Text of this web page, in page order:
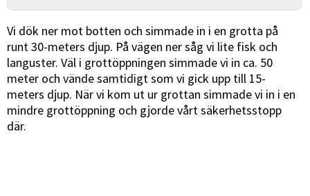
Vi dök ner mot botten och simmade in i en grotta på
runt 30-meters djup. På vägen ner såg vi lite fisk och
languster. Väl i grottöppningen simmade vi in ca. 50
meter och vände samtidigt som vi gick upp till 15-
meters djup. När vi kom ut ur grottan simmade vi in i en
mindre grottöppning och gjorde vårt säkerhetsstopp
där.